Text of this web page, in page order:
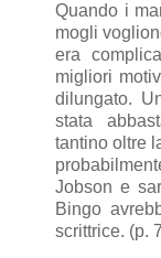
Quando i
mogli
era
migliori
dilungato.
stata
tantino oltre
Jobson e
Bingo
scrittrice. (p.